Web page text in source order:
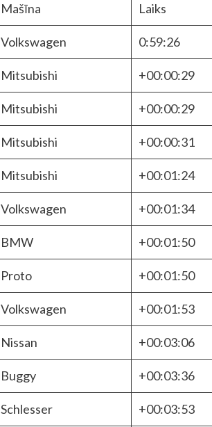
Mašīna Laiks
Volkswagen 0:59:26
Mitsubishi +00:00:29
Mitsubishi +00:00:29
Mitsubishi +00:00:31
Mitsubishi +00:01:24
Volkswagen +00:01:34
BMW +00:01:50
Proto +00:01:50
Volkswagen +00:01:53
Nissan +00:03:06
Buggy +00:03:36
Schlesser +00:03:53